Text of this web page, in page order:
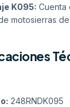
K095: Cuenta
motosierras
248RNDK095